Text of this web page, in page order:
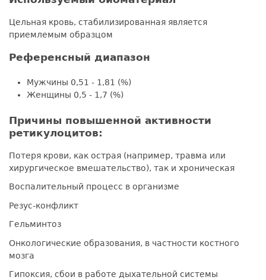
Цельная кровь, стабилизированная является
приемлемым образцом
Референсный диапазон
Мужчины 0,51 - 1,81 (%)
Женщины 0,5 - 1,7 (%)
Причины повышенной активности
ретикулоцитов:
Потеря крови, как острая (например, травма или
хирургическое вмешательство), так и хроническая
Воспалительный процесс в организме
Резус-конфликт
Гельминтоз
Онкологические образования, в частности костного
мозга
Гипоксия, сбои в работе дыхательной системы